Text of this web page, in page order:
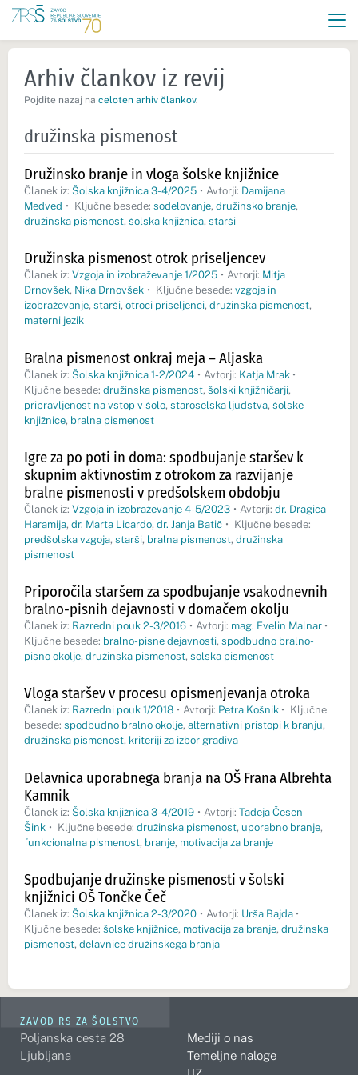
Arhiv člankov iz revij
Pojdite nazaj na celoten arhiv člankov.
družinska pismenost
Družinsko branje in vloga šolske knjižnice
Članek iz: Šolska knjižnica 3-4/2025 • Avtorji: Damijana
Medved • Ključne besede: sodelovanje, družinsko branje,
družinska pismenost, šolska knjižnica, starši
Družinska pismenost otrok priseljencev
Članek iz: Vzgoja in izobraževanje 1/2025 • Avtorji: Mitja
Drnovšek, Nika Drnovšek • Ključne besede: vzgoja in
izobraževanje, starši, otroci priseljenci, družinska pismenost,
materni jezik
Bralna pismenost onkraj meja – Aljaska
Članek iz: Šolska knjižnica 1-2/2024 • Avtorji: Katja Mrak •
Ključne besede: družinska pismenost, šolski knjižničarji,
pripravljenost na vstop v šolo, staroselska ljudstva, šolske
knjižnice, bralna pismenost
Igre za po poti in doma: spodbujanje staršev k
skupnim aktivnostim z otrokom za razvijanje
bralne pismenosti v predšolskem obdobju
Članek iz: Vzgoja in izobraževanje 4-5/2023 • Avtorji: dr. Dragica
Haramija, dr. Marta Licardo, dr. Janja Batič • Ključne besede:
predšolska vzgoja, starši, bralna pismenost, družinska
pismenost
Priporočila staršem za spodbujanje vsakodnevnih
bralno-pisnih dejavnosti v domačem okolju
Članek iz: Razredni pouk 2-3/2016 • Avtorji: mag. Evelin Malnar •
Ključne besede: bralno-pisne dejavnosti, spodbudno bralno-
pisno okolje, družinska pismenost, šolska pismenost
Vloga staršev v procesu opismenjevanja otroka
Članek iz: Razredni pouk 1/2018 • Avtorji: Petra Košnik • Ključne
besede: spodbudno bralno okolje, alternativni pristopi k branju,
družinska pismenost, kriteriji za izbor gradiva
Delavnica uporabnega branja na OŠ Frana Albrehta
Kamnik
Članek iz: Šolska knjižnica 3-4/2019 • Avtorji: Tadeja Česen
Šink • Ključne besede: družinska pismenost, uporabno branje,
funkcionalna pismenost, branje, motivacija za branje
Spodbujanje družinske pismenosti v šolski
knjižnici OŠ Tončke Čeč
Članek iz: Šolska knjižnica 2-3/2020 • Avtorji: Urša Bajda •
Ključne besede: šolske knjižnice, motivacija za branje, družinska
pismenost, delavnice družinskega branja
ZAVOD RS ZA ŠOLSTVO
Poljanska cesta 28
Ljubljana
Mediji o nas
Temeljne naloge